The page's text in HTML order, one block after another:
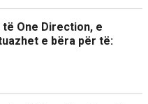
One Direction, e
e bëra për të: